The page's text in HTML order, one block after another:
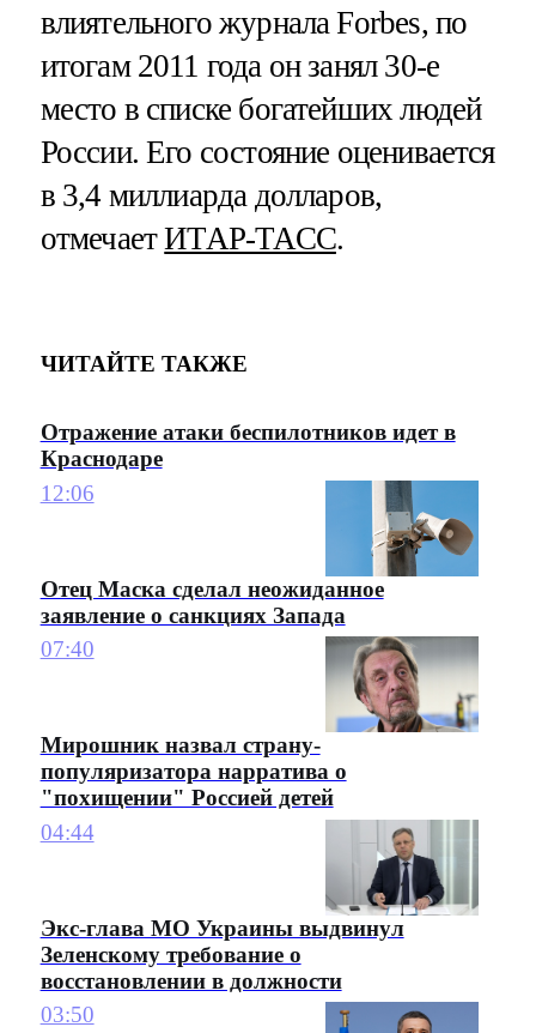
влиятельного журнала Forbes, по
итогам 2011 года он занял 30-е
место в списке богатейших людей
России. Его состояние оценивается
в 3,4 миллиарда долларов,
отмечаетИТАР-ТАСС.
ЧИТАЙТЕ ТАКЖЕ
Отражение атаки беспилотников идет в
Краснодаре
12:06
Отец Маска сделал неожиданное
заявление о санкциях Запада
07:40
Мирошник назвал страну-
популяризатора нарратива о
"похищении" Россией детей
04:44
Экс-глава МО Украины выдвинул
Зеленскому требование о
восстановлении в должности
03:50